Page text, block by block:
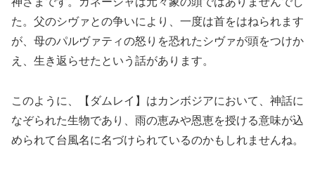
た。父のシヴァとの争いにより、一度は首をはねられます
が、母のパルヴァティの怒りを恐れたシヴァが頭をつけか
え、生き返らせたという話があります。
このように、【ダムレイ】はカンボジアにおいて、神話に
なぞられた生物であり、雨の恵みや恩恵を授ける意味が込
められて台風名に名づけられているのかもしれませんね。